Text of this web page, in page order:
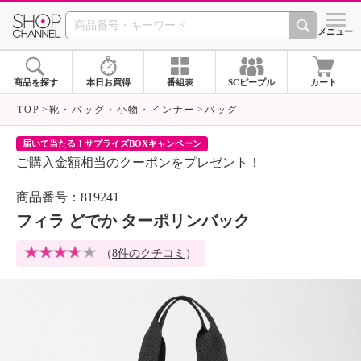
SHOP CHANNEL シメニュー
商品を探す 本日お買得 番組表 SCピープル カート
TOP 靴・バッグ・小物・インナー バッグ
届いて当たる！サプライズBOXキャンペーン
ご購入金額相当のクーポンをプレゼント！
商品番号：819241
フィラ どでか ターポリンバック
（8件のクチコミ ）